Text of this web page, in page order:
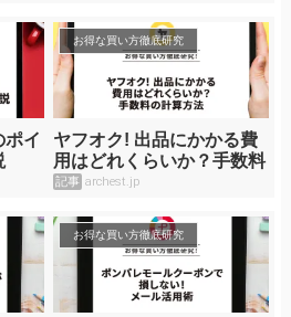
ポイ
お得な買い方徹底研究
ヤフオク! 出品にかかる費
用はどれくらいか？手数料
の計算方法
記事 archest.jp
お得な買い方徹底研究